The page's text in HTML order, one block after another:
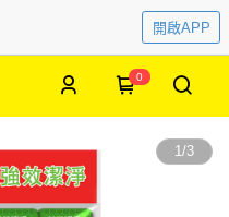
開啟APP
0
1/3